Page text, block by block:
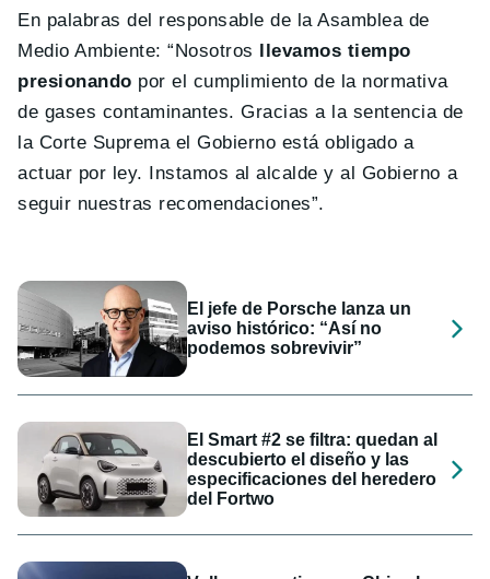
En palabras del responsable de la Asamblea de
Medio Ambiente: “Nosotros llevamos tiempo
presionando por el cumplimiento de la normativa
de gases contaminantes. Gracias a la sentencia de
la Corte Suprema el Gobierno está obligado a
actuar por ley. Instamos al alcalde y al Gobierno a
seguir nuestras recomendaciones”.
El jefe de Porsche lanza un
aviso histórico: “Así no
podemos sobrevivir”
El Smart #2 se filtra: quedan al
descubierto el diseño y las
especificaciones del heredero
del Fortwo